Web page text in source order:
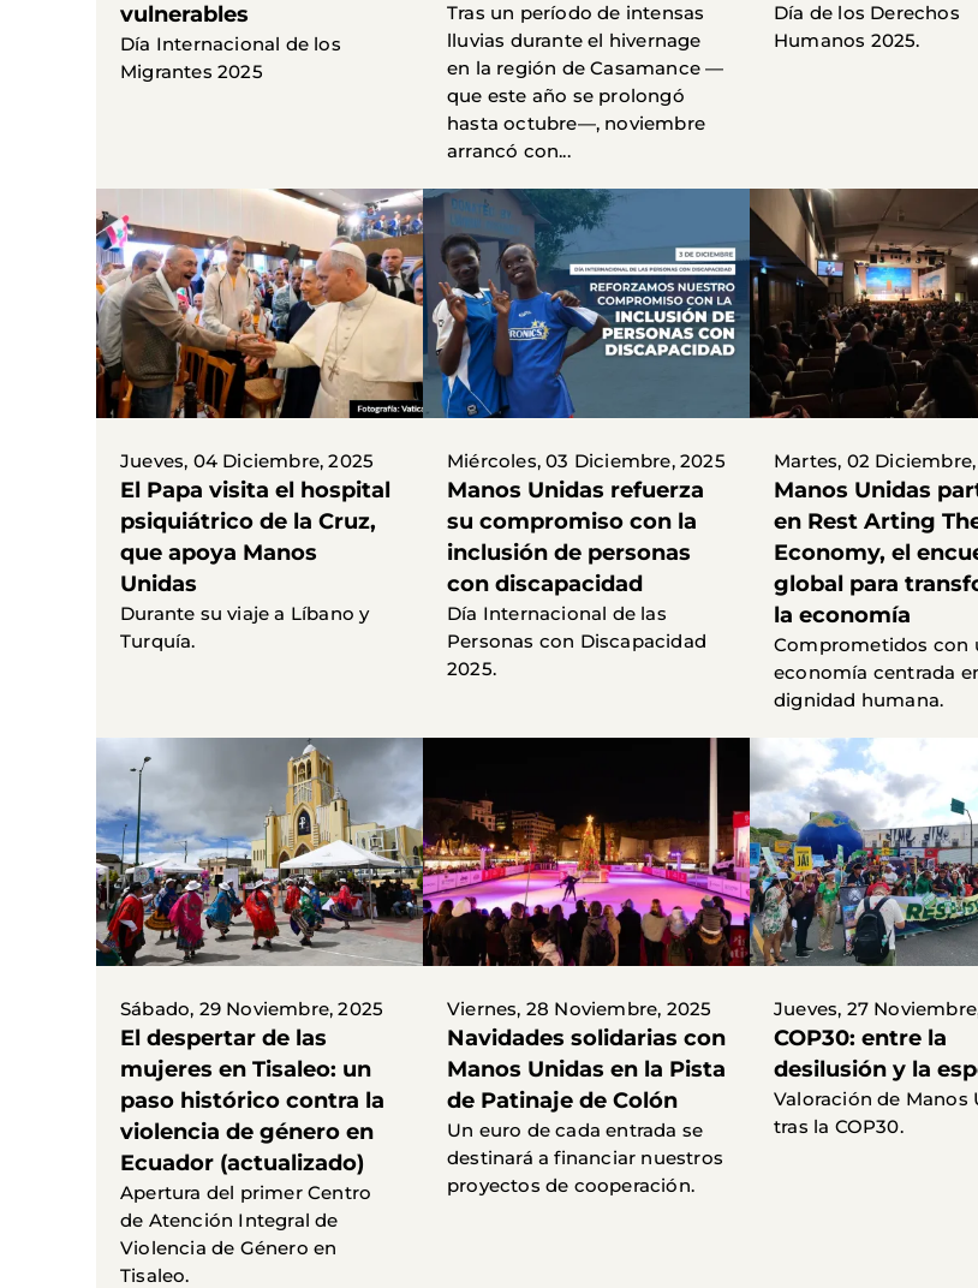
vulnerables
Día Internacional de los
Migrantes 2025
Tras un período de intensas
lluvias durante el hivernage
en la región de Casamance —
que este año se prolongó
hasta octubre—, noviembre
arrancó con...
Día de los Derechos
Humanos 2025.
Jueves, 04 Diciembre, 2025
El Papa visita el hospital
psiquiátrico de la Cruz,
que apoya Manos
Unidas
Durante su viaje a Líbano y
Turquía.
Miércoles, 03 Diciembre, 2025
Manos Unidas refuerza
su compromiso con la
inclusión de personas
con discapacidad
Día Internacional de las
Personas con Discapacidad
2025.
Martes, 02
Manos Unidas
en Rest Arting
Economy, el
global para
la economía
Comprometidos con
economía centrada
dignidad humana.
Sábado, 29 Noviembre, 2025
El despertar de las
mujeres en Tisaleo: un
paso histórico contra la
violencia de género en
Ecuador (actualizado)
Apertura del primer Centro
de Atención Integral de
Violencia de Género en
Tisaleo.
Viernes, 28 Noviembre, 2025
Navidades solidarias con
Manos Unidas en la Pista
de Patinaje de Colón
Un euro de cada entrada se
destinará a financiar nuestros
proyectos de cooperación.
Jueves, 27
COP30: entre la
desilusión y la
Valoración de Manos
tras la COP30.